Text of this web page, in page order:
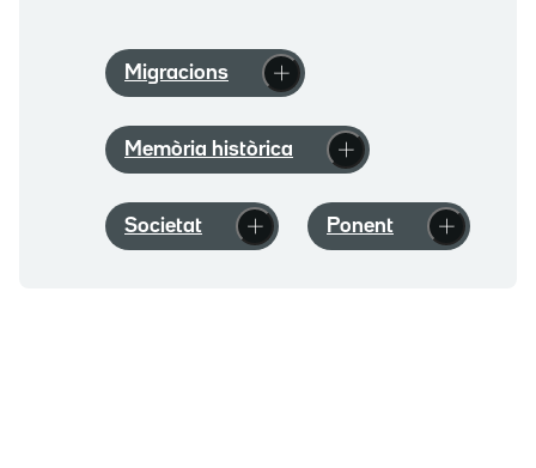
Migracions
Memòria històrica
Societat Ponent